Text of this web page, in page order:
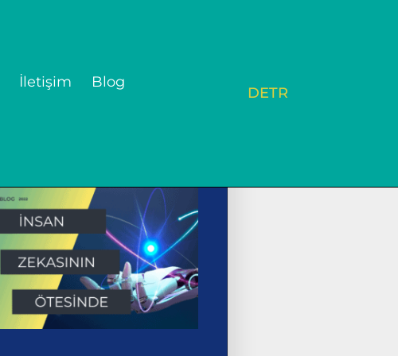
İletişim
Blog
DETR